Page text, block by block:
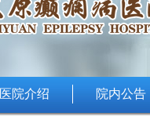
医院介绍 院内公告